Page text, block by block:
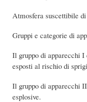
Atmosfera suscettibile
Gruppi e categorie di
Il gruppo di apparecchi
esposti al rischio di
Il gruppo di apparecchi
esplosive.